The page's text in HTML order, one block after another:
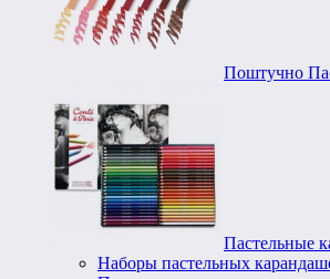
Поштучно
Пастельные
Наборы пастельных